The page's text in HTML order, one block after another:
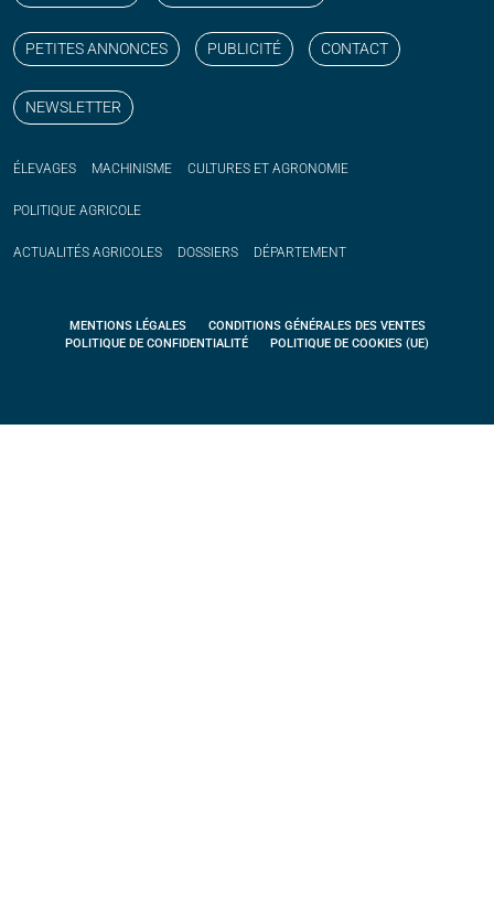
PETITES ANNONCES PUBLICITÉ CONTACT
NEWSLETTER
ÉLEVAGES MACHINISME CULTURES ET AGRONOMIE
POLITIQUE AGRICOLE
ACTUALITÉS AGRICOLES DOSSIERS DÉPARTEMENT
MENTIONS LÉGALES
CONDITIONS GÉNÉRALES DES VENTES
POLITIQUE DE CONFIDENTIALITÉ
POLITIQUE DE COOKIES (UE)